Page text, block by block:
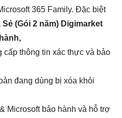
365 Family. Đặc biệt
(Gói 2 năm) Digimarket
cấp thông tin xác thực và bảo
đang dùng bị xóa khỏi
Microsoft bảo hành và hỗ trợ